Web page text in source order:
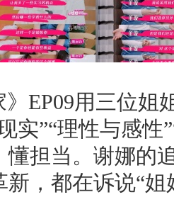
》EP09用三位
实”“理性与感
懂担当。谢娜的
新，都在诉说“